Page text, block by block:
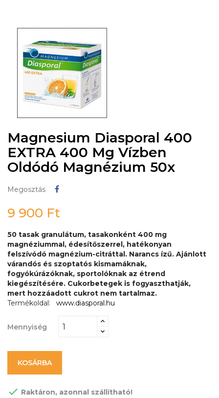
Magnesium Diasporal 400
EXTRA 400 Mg Vízben
Oldódó Magnézium 50x
Megosztás
9 900 Ft
50 tasak granulátum, tasakonként 400 mg
magnéziummal, édesítőszerrel, hatékonyan
felszívódó magnézium-citráttal. Narancs ízű. Ajánlott
várandós és szoptatós kismamáknak,
fogyókúrázóknak, sportolóknak az étrend
kiegészítésére. Cukorbetegek is fogyaszthatják,
mert hozzáadott cukrot nem tartalmaz.
Termékoldal: www.diasporal.hu
Mennyiség
KOSÁRBA
 Raktáron, azonnal szállítható!